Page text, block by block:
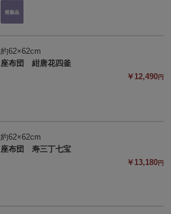
約62×62cm
座布団 紺唐花四釜
￥12,490円
約62×62cm
座布団 寿三丁七宝
￥13,180円